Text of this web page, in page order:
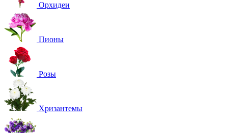
Орхидеи
Пионы
Розы
Хризантемы